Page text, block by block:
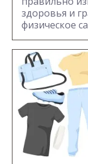
здоровья и
физическое